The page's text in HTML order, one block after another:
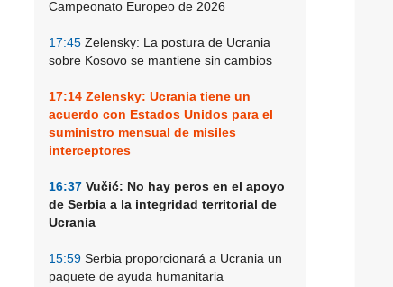
Campeonato Europeo de 2026
17:45 Zelensky: La postura de Ucrania
sobre Kosovo se mantiene sin cambios
17:14 Zelensky: Ucrania tiene un
acuerdo con Estados Unidos para el
suministro mensual de misiles
interceptores
16:37 Vučić: No hay peros en el apoyo
de Serbia a la integridad territorial de
Ucrania
15:59 Serbia proporcionará a Ucrania un
paquete de ayuda humanitaria